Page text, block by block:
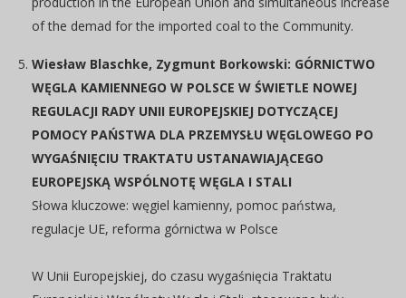
of the demad for the imported coal to the Community.
Wiesław Blaschke, Zygmunt Borkowski: GÓRNICTWO
WĘGLA KAMIENNEGO W POLSCE W ŚWIETLE NOWEJ
REGULACJI RADY UNII EUROPEJSKIEJ DOTYCZĄCEJ
POMOCY PAŃSTWA DLA PRZEMYSŁU WĘGLOWEGO PO
WYGAŚNIĘCIU TRAKTATU USTANAWIAJĄCEGO
EUROPEJSKĄ WSPÓLNOTĘ WĘGLA I STALI
Słowa kluczowe: węgiel kamienny, pomoc państwa,
regulacje UE, reforma górnictwa w Polsce
W Unii Europejskiej, do czasu wygaśnięcia Traktatu